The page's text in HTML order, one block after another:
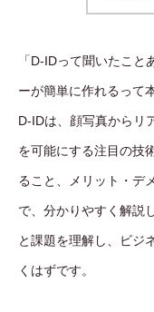
「D-IDって聞いたこ
ーが簡単に作れるって
D-IDは、顔写真からリ
を可能にする注目の技
ること、メリット・デ
で、分かりやすく解説
と課題を理解し、ビジ
くはずです。